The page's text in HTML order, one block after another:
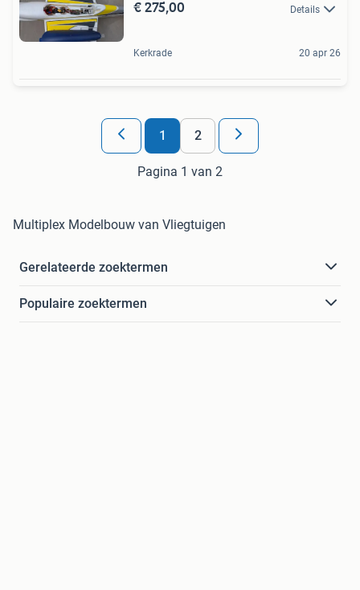
€ 275,00 Details
Kerkrade 20 apr 26
1 2
Pagina 1 van 2
Multiplex Modelbouw van Vliegtuigen
Gerelateerde zoektermen
Populaire zoektermen